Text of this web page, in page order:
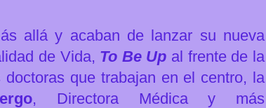
allá y acaban de lanzar su nueva
de Vida, To Be Up al frente de la
que trabajan en el centro, la
, Directora Médica y más